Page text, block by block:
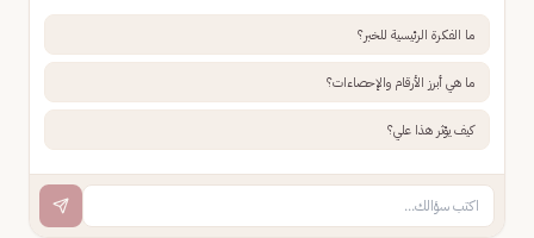
ما الفكرة الرئيسية للخبر؟
ما هي أبرز الأرقام والإحصاءات؟
كيف يؤثر هذا علي؟